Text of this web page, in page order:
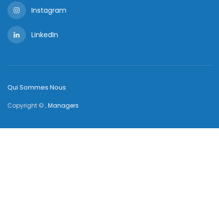
Instagram
LinkedIn
Qui Sommes Nous
Copyright © ,Managers